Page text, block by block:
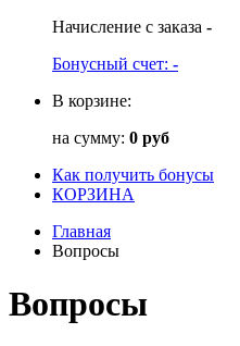
Начисление с заказа -
Бонусный счет: -
В корзине:
на сумму: 0 руб
Как получить бонусы
КОРЗИНА
Главная
Вопросы
Вопросы